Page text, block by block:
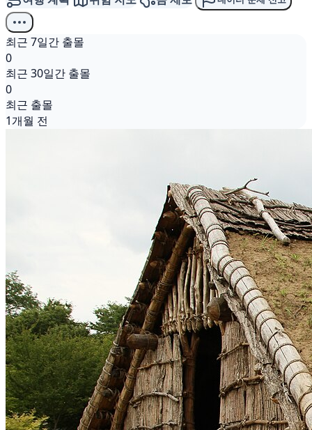
최근 7일간 출몰
0
최근 30일간 출몰
0
최근 출몰
1개월 전